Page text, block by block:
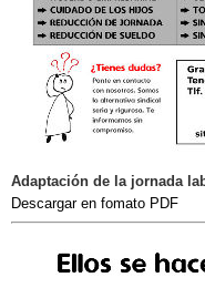
Adaptación de la jornada
Descargar en fomato PDF